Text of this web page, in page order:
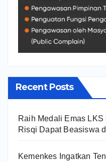
Recent Posts
Raih Medali Emas
Risqi Dapat Beasiswa
Kemenkes Ingatkan